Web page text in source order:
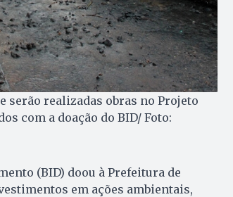
serão realizadas obras no Projeto
com a doação do BID/ Foto:
(BID) doou à Prefeitura de
em ações ambientais,